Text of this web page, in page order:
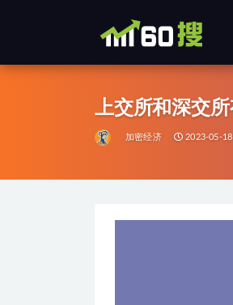
上交所和深交
加密经济 2023-05-18